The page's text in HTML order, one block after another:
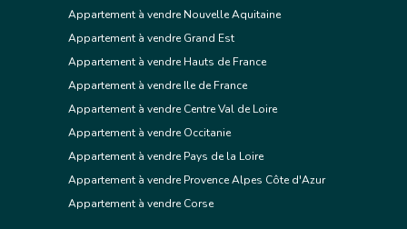
Appartement à vendre Nouvelle Aquitaine
Appartement à vendre Grand Est
Appartement à vendre Hauts de France
Appartement à vendre Ile de France
Appartement à vendre Centre Val de Loire
Appartement à vendre Occitanie
Appartement à vendre Pays de la Loire
Appartement à vendre Provence Alpes Côte d'Azur
Appartement à vendre Corse